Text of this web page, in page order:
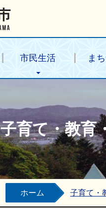
市民生活 ま
子育て・教育
ホーム 子育て・